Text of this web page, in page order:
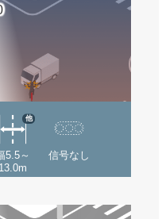
5.5～
13.0m
他
信号なし